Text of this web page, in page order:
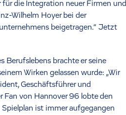
die Integration neuer Firmen und
Wilhelm Hoyer bei der
beigetragen.“ Jetzt
Berufslebens brachte er seine
Wirken gelassen wurde: „Wir
Geschäftsführer und
Fan von Hannover 96 lobte den
ist immer aufgegangen